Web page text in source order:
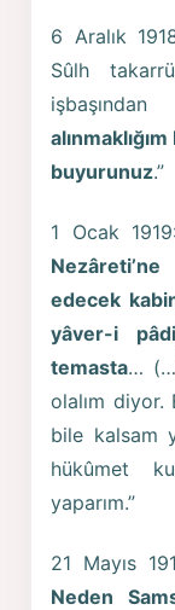
6 Aralık
Sûlh
buyurunuz.”
1 Ocak
edecek
yâver-i
temasta…
olalım diyor.
bile kalsam
hükûmet
yaparım.”
21 Mayıs
Neden